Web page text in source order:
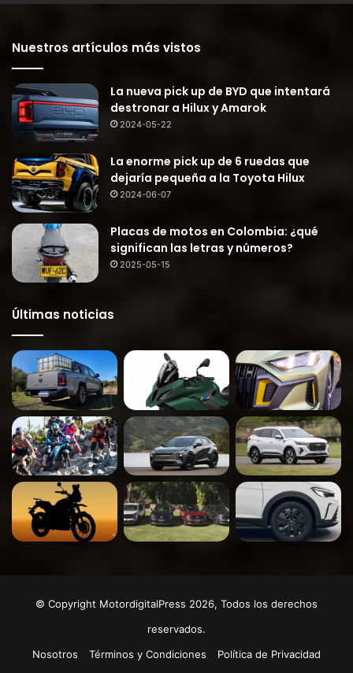
Nuestros artículos más vistos
La nueva pick up de BYD que intentará
destronar a Hilux y Amarok
2024-05-22
La enorme pick up de 6 ruedas que
dejaría pequeña a la Toyota Hilux
2024-06-07
Placas de motos en Colombia: ¿qué
significan las letras y números?
2025-05-15
Últimas noticias
© Copyright MotordigitalPress 2026, Todos los derechos
reservados.
Nosotros
Términos y Condiciones Política de Privacidad